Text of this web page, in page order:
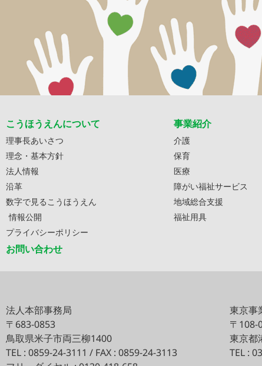
こうほうえんについて
理事長あいさつ
理念・基本方針
法人情報
沿革
数字で見るこうほうえん
情報公開
プライバシーポリシー
お問い合わせ
事業紹介
介護
保育
医療
障がい福祉サービス
地域総合支援
福祉用具
法人本部事務局
〒683-0853
鳥取県米子市両三柳1400
TEL : 0859-24-3111 / FAX : 0859-24-3113
東京事
〒
東京都
TEL :